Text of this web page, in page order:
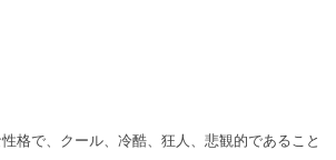
格で、クール、冷酷、狂人、悲観的であること